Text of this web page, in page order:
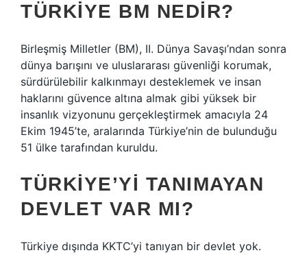
TÜRKIYE BM NEDIR?
Birleşmiş Milletler (BM), II. Dünya Savaşı’ndan sonra
dünya barışını ve uluslararası güvenliği korumak,
sürdürülebilir kalkınmayı desteklemek ve insan
haklarını güvence altına almak gibi yüksek bir
insanlık vizyonunu gerçekleştirmek amacıyla 24
Ekim 1945’te, aralarında Türkiye’nin de bulunduğu
51 ülke tarafından kuruldu.
TÜRKIYE’YI TANIMAYAN
DEVLET VAR MI?
Türkiye dışında KKTC’yi tanıyan bir devlet yok.